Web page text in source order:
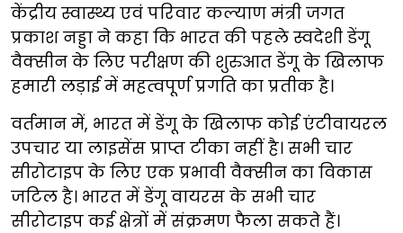
केंद्रीय स्वास्थ्य एवं परिवार कल्याण मंत्री जगत
प्रकाश नड्डा ने कहा कि भारत की पहले स्वदेशी डेंगू
वैक्सीन के लिए ​​परीक्षण की शुरुआत डेंगू के खिलाफ
हमारी लड़ाई में महत्वपूर्ण प्रगति का प्रतीक है।
वर्तमान में, भारत में डेंगू के खिलाफ कोई एंटीवायरल
उपचार या लाइसेंस प्राप्त टीका नहीं है। सभी चार
सीरोटाइप के लिए एक प्रभावी वैक्सीन का विकास
जटिल है। भारत में डेंगू वायरस के सभी चार
सीरोटाइप कई क्षेत्रों में संक्रमण फैला सकते हैं।